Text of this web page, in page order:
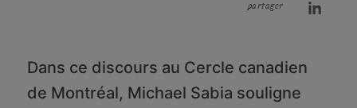
partager
Dans ce discours au Cercle canadien
de Montréal, Michael Sabia souligne